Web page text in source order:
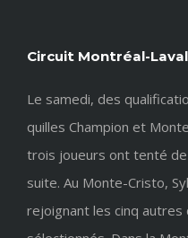
Circuit Montréal-
Le samedi, des
quilles Champion et
trois joueurs ont tenté
suite. Au Monte-Cristo,
rejoignant les cinq